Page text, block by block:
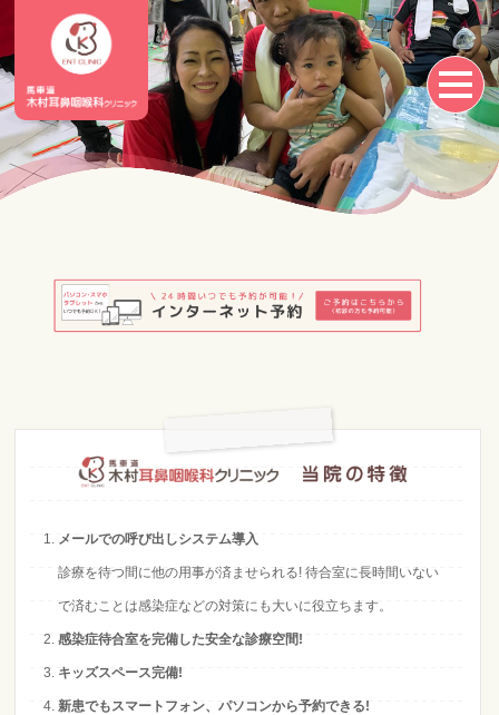
メールでの呼び出しシステム導入
診療を待つ間に他の用事が済ませられる! 待合室に長時間いない
で済むことは感染症などの対策にも大いに役立ちます。
感染症待合室を完備した安全な診療空間!
キッズスペース完備!
新患でもスマートフォン、パソコンから予約できる!